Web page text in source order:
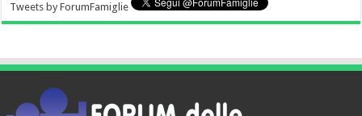
Tweets by ForumFamiglie